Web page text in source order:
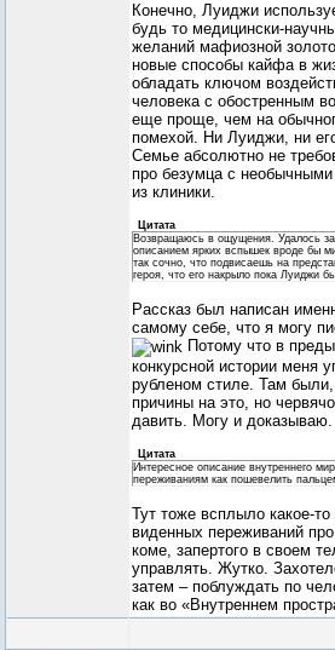
Конечно, Луиджи
будь то медицински-
желаний мафиозной
новые способы кайфа в
обладать ключом
человека с обостренным
еще проще, чем на
помехой. Ни Луиджи, ни
Семье абсолютно не
про безумца с
из клиники.
Цитата
Возвращаюсь в ощущения. Удалось
описанием ярких вспышек вроде бы
так сочно, что подвисаешь на
героя, что его накрыло пока Луиджи
Рассказ был написан
самому себе, что я могу
Потому что в
конкурсной истории меня
рубленом стиле. Там
причины на это, но
давить. Могу и доказываю.
Цитата
Интересное описание внутреннего
переживаниям как пошевелить
Тут тоже всплыло какое-
виденных переживаний
коме, запертого в своем
управлять. Жутко.
затем – поблуждать по
как во «Внутреннем